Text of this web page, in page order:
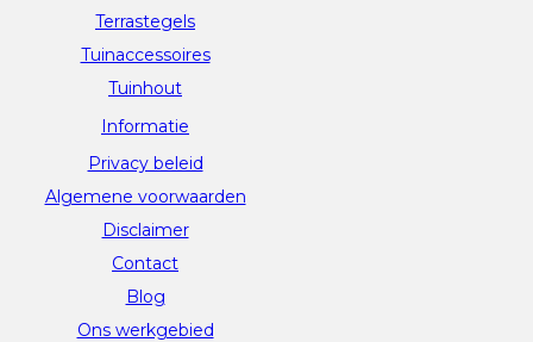
Terrastegels
Tuinaccessoires
Tuinhout
Informatie
Privacy beleid
Algemene voorwaarden
Disclaimer
Contact
Blog
Ons werkgebied